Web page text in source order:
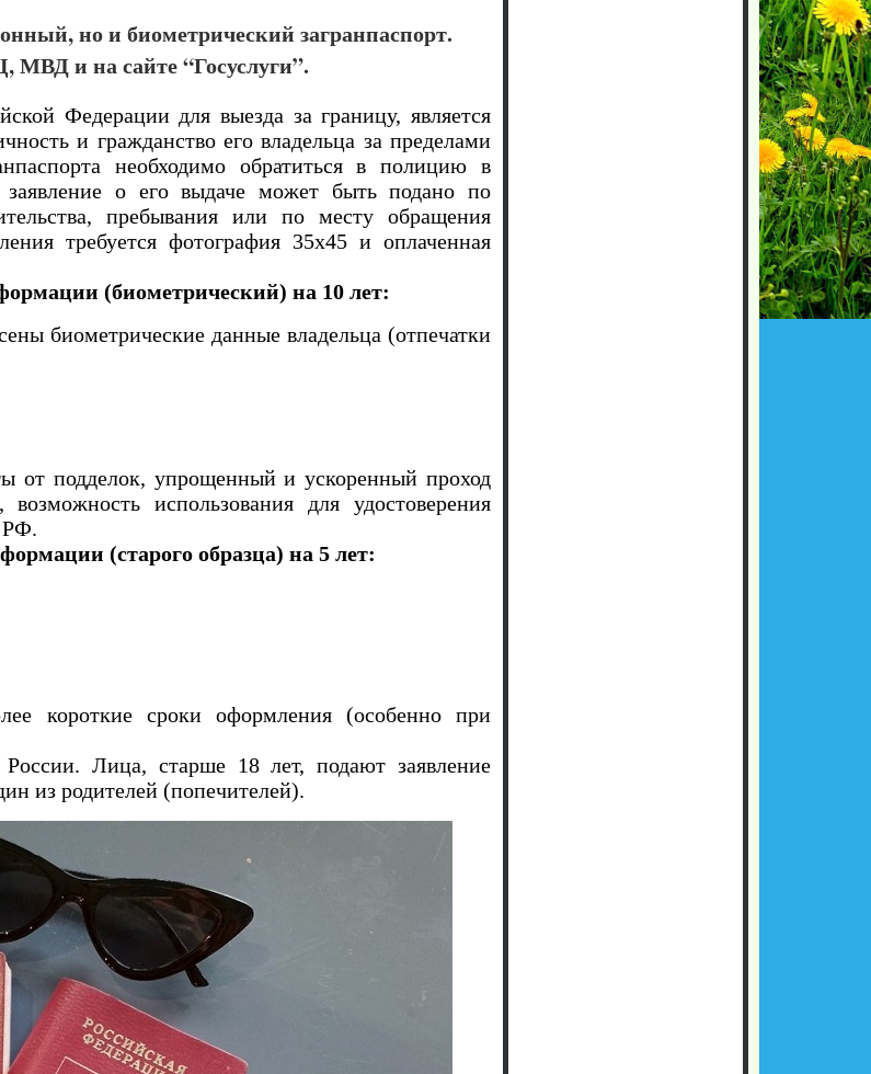
но и биометрический загранпаспорт.
и на сайте “Госуслуги”.
Федерации для выезда за границу, является
и гражданство его владельца за пределами
необходимо обратиться в полицию в
о его выдаче может быть подано по
пребывания или по месту обращения
требуется фотография 35х45 и оплаченная
(биометрический) на 10 лет:
биометрические данные владельца (отпечатки
от подделок, упрощенный и ускоренный проход
использования для удостоверения
РФ.
(старого образца) на 5 лет:
короткие сроки оформления (особенно при
Лица, старше 18 лет, подают заявление
из родителей (попечителей).